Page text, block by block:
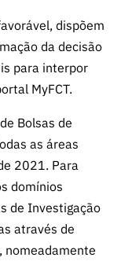
Comunicado
Consultas
públicas
Manifesta
ções de
FCCN,
serviços
digitais da
FCT
Canais de
Denúncia
s
dispõem
da decisão
para interpor
MyFCT.
Bolsas de
as áreas
2021. Para
domínios
de Investigação
através de
nomeadamente